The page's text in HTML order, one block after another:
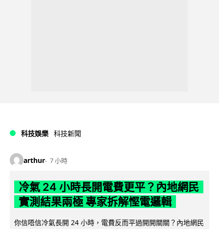
科技娛樂 科技新聞
arthur 7 小時
冷氣 24 小時長開電費更平？內地網民
實測結果兩極 專家拆解慳電邏輯
你信唔信冷氣長開 24 小時，電費反而平過開開關關？內地網民